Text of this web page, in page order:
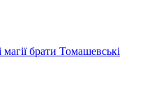
брати Томашевські